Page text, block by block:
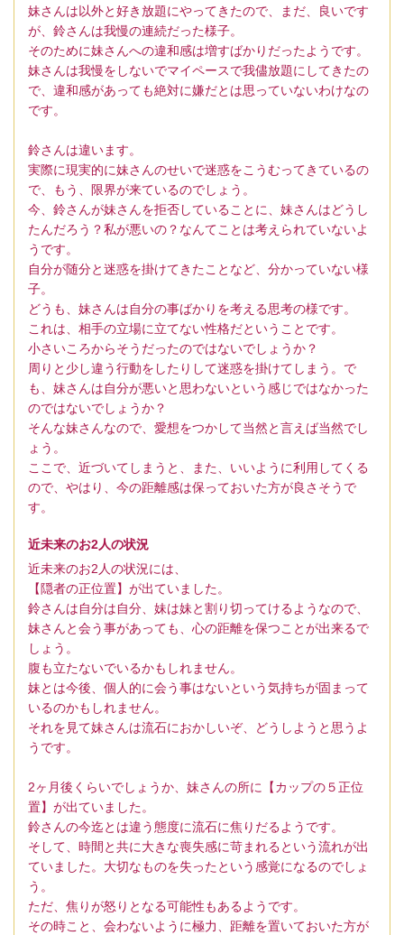
妹さんは以外と好き放題にやってきたので、まだ、良いです
が、鈴さんは我慢の連続だった様子。
そのために妹さんへの違和感は増すばかりだったようです。
妹さんは我慢をしないでマイペースで我儘放題にしてきたの
で、違和感があっても絶対に嫌だとは思っていないわけなの
です。
鈴さんは違います。
実際に現実的に妹さんのせいで迷惑をこうむってきているの
で、もう、限界が来ているのでしょう。
今、鈴さんが妹さんを拒否していることに、妹さんはどうし
たんだろう？私が悪いの？なんてことは考えられていないよ
うです。
自分が随分と迷惑を掛けてきたことなど、分かっていない様
子。
どうも、妹さんは自分の事ばかりを考える思考の様です。
これは、相手の立場に立てない性格だということです。
小さいころからそうだったのではないでしょうか？
周りと少し違う行動をしたりして迷惑を掛けてしまう。で
も、妹さんは自分が悪いと思わないという感じではなかった
のではないでしょうか？
そんな妹さんなので、愛想をつかして当然と言えば当然でし
ょう。
ここで、近づいてしまうと、また、いいように利用してくる
ので、やはり、今の距離感は保っておいた方が良さそうで
す。
近未来のお2人の状況
近未来のお2人の状況には、
【隠者の正位置】が出ていました。
鈴さんは自分は自分、妹は妹と割り切ってけるようなので、
妹さんと会う事があっても、心の距離を保つことが出来るで
しょう。
腹も立たないでいるかもしれません。
妹とは今後、個人的に会う事はないという気持ちが固まって
いるのかもしれません。
それを見て妹さんは流石におかしいぞ、どうしようと思うよ
うです。
2ヶ月後くらいでしょうか、妹さんの所に【カップの５正位
置】が出ていました。
鈴さんの今迄とは違う態度に流石に焦りだるようです。
そして、時間と共に大きな喪失感に苛まれるという流れが出
ていました。大切なものを失ったという感覚になるのでしょ
う。
ただ、焦りが怒りとなる可能性もあるようです。
その時こと、会わないように極力、距離を置いておいた方が